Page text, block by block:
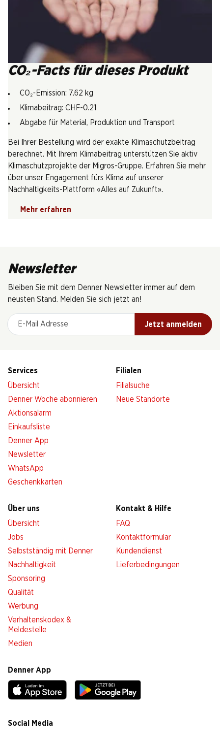
CO₂-Facts für dieses Produkt
CO₂-Emission: 7.62 kg
Klimabeitrag: CHF-0.21
Abgabe für Material, Produktion und Transport
Bei Ihrer Bestellung wird der exakte Klimaschutzbeitrag
berechnet. Mit Ihrem Klimabeitrag unterstützen Sie aktiv
Klimaschutzprojekte der Migros-Gruppe. Erfahren Sie mehr
über unser Engagement fürs Klima auf unserer
Nachhaltigkeits-Plattform «Alles auf Zukunft».
Mehr erfahren
Newsletter
Bleiben Sie mit dem Denner Newsletter immer auf dem
neusten Stand. Melden Sie sich jetzt an!
E-Mail Adresse
Jetzt anmelden
Services
Übersicht
Denner Woche abonnieren
Aktionsalarm
Einkaufsliste
Denner App
Newsletter
WhatsApp
Geschenkkarten
Filialen
Filialsuche
Neue Standorte
Über uns
Übersicht
Jobs
Selbstständig mit Denner
Nachhaltigkeit
Sponsoring
Qualität
Werbung
Verhaltenskodex &
Meldestelle
Medien
Kontakt & Hilfe
FAQ
Kontaktformular
Kundendienst
Lieferbedingungen
Denner App
Social Media